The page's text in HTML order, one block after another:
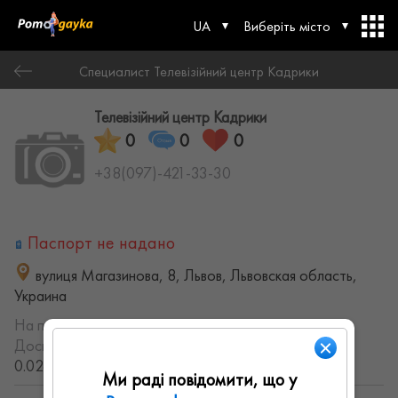
UA Виберіть місто
Специалист ⁨Телевізійний центр Кадрики⁩
⁨Телевізійний центр Кадрики⁩
0 0 0
+38(097)-421-33-30
Паспорт не надано
вулиця Магазинова, 8, Львов, Львовская область,
Украина
На порталі з:10.11.2022
Досвід роботи:
с 2012 года (13.740894957355 лет,
0.026249525896674 месяцев)
Ми раді повідомити, що у